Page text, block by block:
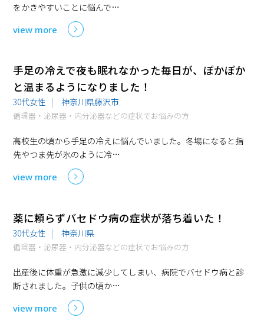
をかきやすいことに悩んで…
view more
手足の冷えで夜も眠れなかった毎日が、ぽかぽか
と温まるようになりました！
30代女性 神奈川県藤沢市
循環器・泌尿器・内分泌器などの症状でお悩みの方
高校生の頃から手足の冷えに悩んでいました。冬場になると指
先やつま先が氷のように冷…
view more
薬に頼らずバセドウ病の症状が落ち着いた！
30代女性 神奈川県
循環器・泌尿器・内分泌器などの症状でお悩みの方
出産後に体重が急激に減少してしまい、病院でバセドウ病と診
断されました。子供の頃か…
view more